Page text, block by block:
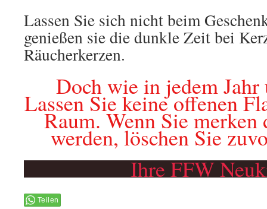
Lassen Sie sich nicht beim
genießen sie die dunkle Zeit bei
Räucherkerzen.
Doch wie in jedem Jahr
Lassen Sie keine offenen
Raum. Wenn Sie merken
werden, löschen Sie
Ihre FFW
Teilen